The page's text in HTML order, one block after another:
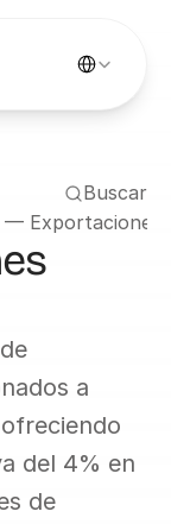
Buscar
Exportaciones
a
del 4% en
de